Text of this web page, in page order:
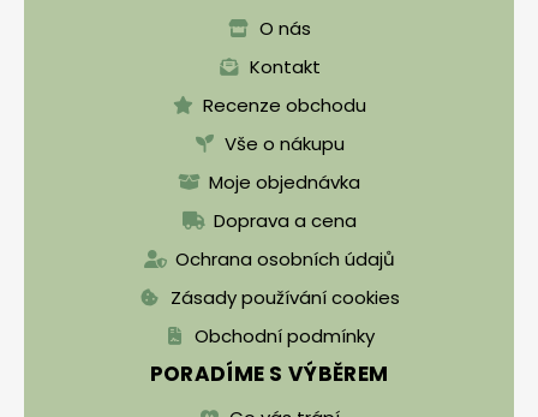
O nás
Kontakt
Recenze obchodu
Vše o nákupu
Moje objednávka
Doprava a cena
Ochrana osobních údajů
Zásady používání cookies
Obchodní podmínky
PORADÍME S VÝBĚREM